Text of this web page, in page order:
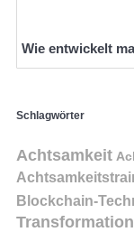
Wie entwickelt
Schlagwörter
Achtsamkeit
Blockchain-
Transformation